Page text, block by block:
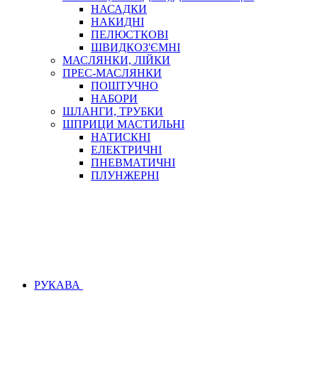
НАСАДКИ
НАКИДНІ
ПЕЛЮСТКОВІ
ШВИДКОЗ'ЄМНІ
МАСЛЯНКИ, ЛІЙКИ
ПРЕС-МАСЛЯНКИ
ПОШТУЧНО
НАБОРИ
ШЛАНГИ, ТРУБКИ
ШПРИЦИ МАСТИЛЬНІ
НАТИСКНІ
ЕЛЕКТРИЧНІ
ПНЕВМАТИЧНІ
ПЛУНЖЕРНІ
РУКАВА